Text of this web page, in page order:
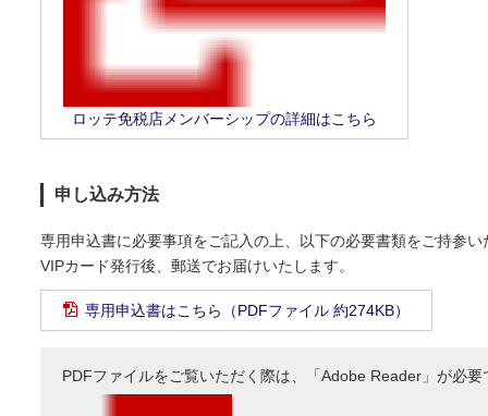
ロッテ免税店メンバーシップの詳細はこちら
申し込み方法
専用申込書に必要事項をご記入の上、以下の必要書類をご持参
VIPカード発行後、郵送でお届けいたします。
専用申込書はこちら（PDFファイル 約274KB）
PDFファイルをご覧いただく際は、「Adobe Reader」が必